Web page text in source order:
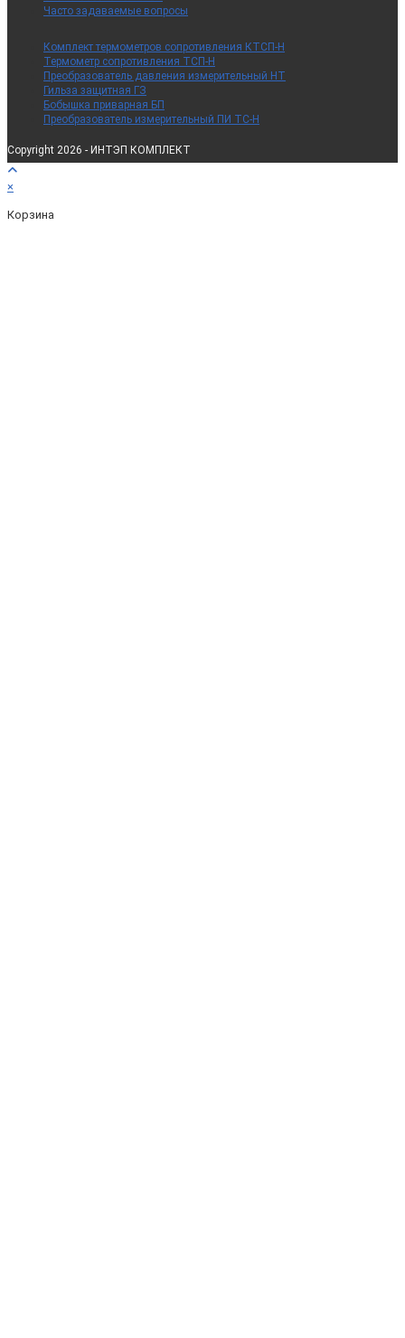
Часто задаваемые вопросы
Комплект термометров сопротивления КТСП-Н
Термометр сопротивления ТСП-Н
Преобразователь давления измерительный НТ
Гильза защитная ГЗ
Бобышка приварная БП
Преобразователь измерительный ПИ ТС-Н
Copyright 2026 - ИНТЭП КОМПЛЕКТ
×
Корзина